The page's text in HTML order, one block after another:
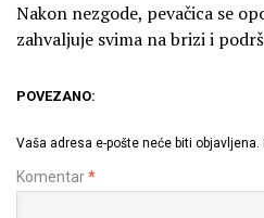
Nakon nezgode, pevačica se
zahvaljuje svima na brizi i
POVEZANO:
Vaša adresa e-pošte neće biti objavljena.
Komentar*